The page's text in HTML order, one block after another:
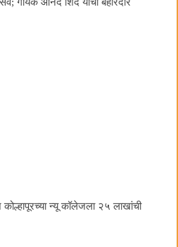
न्यू कॉलेजला २५ लाखांची